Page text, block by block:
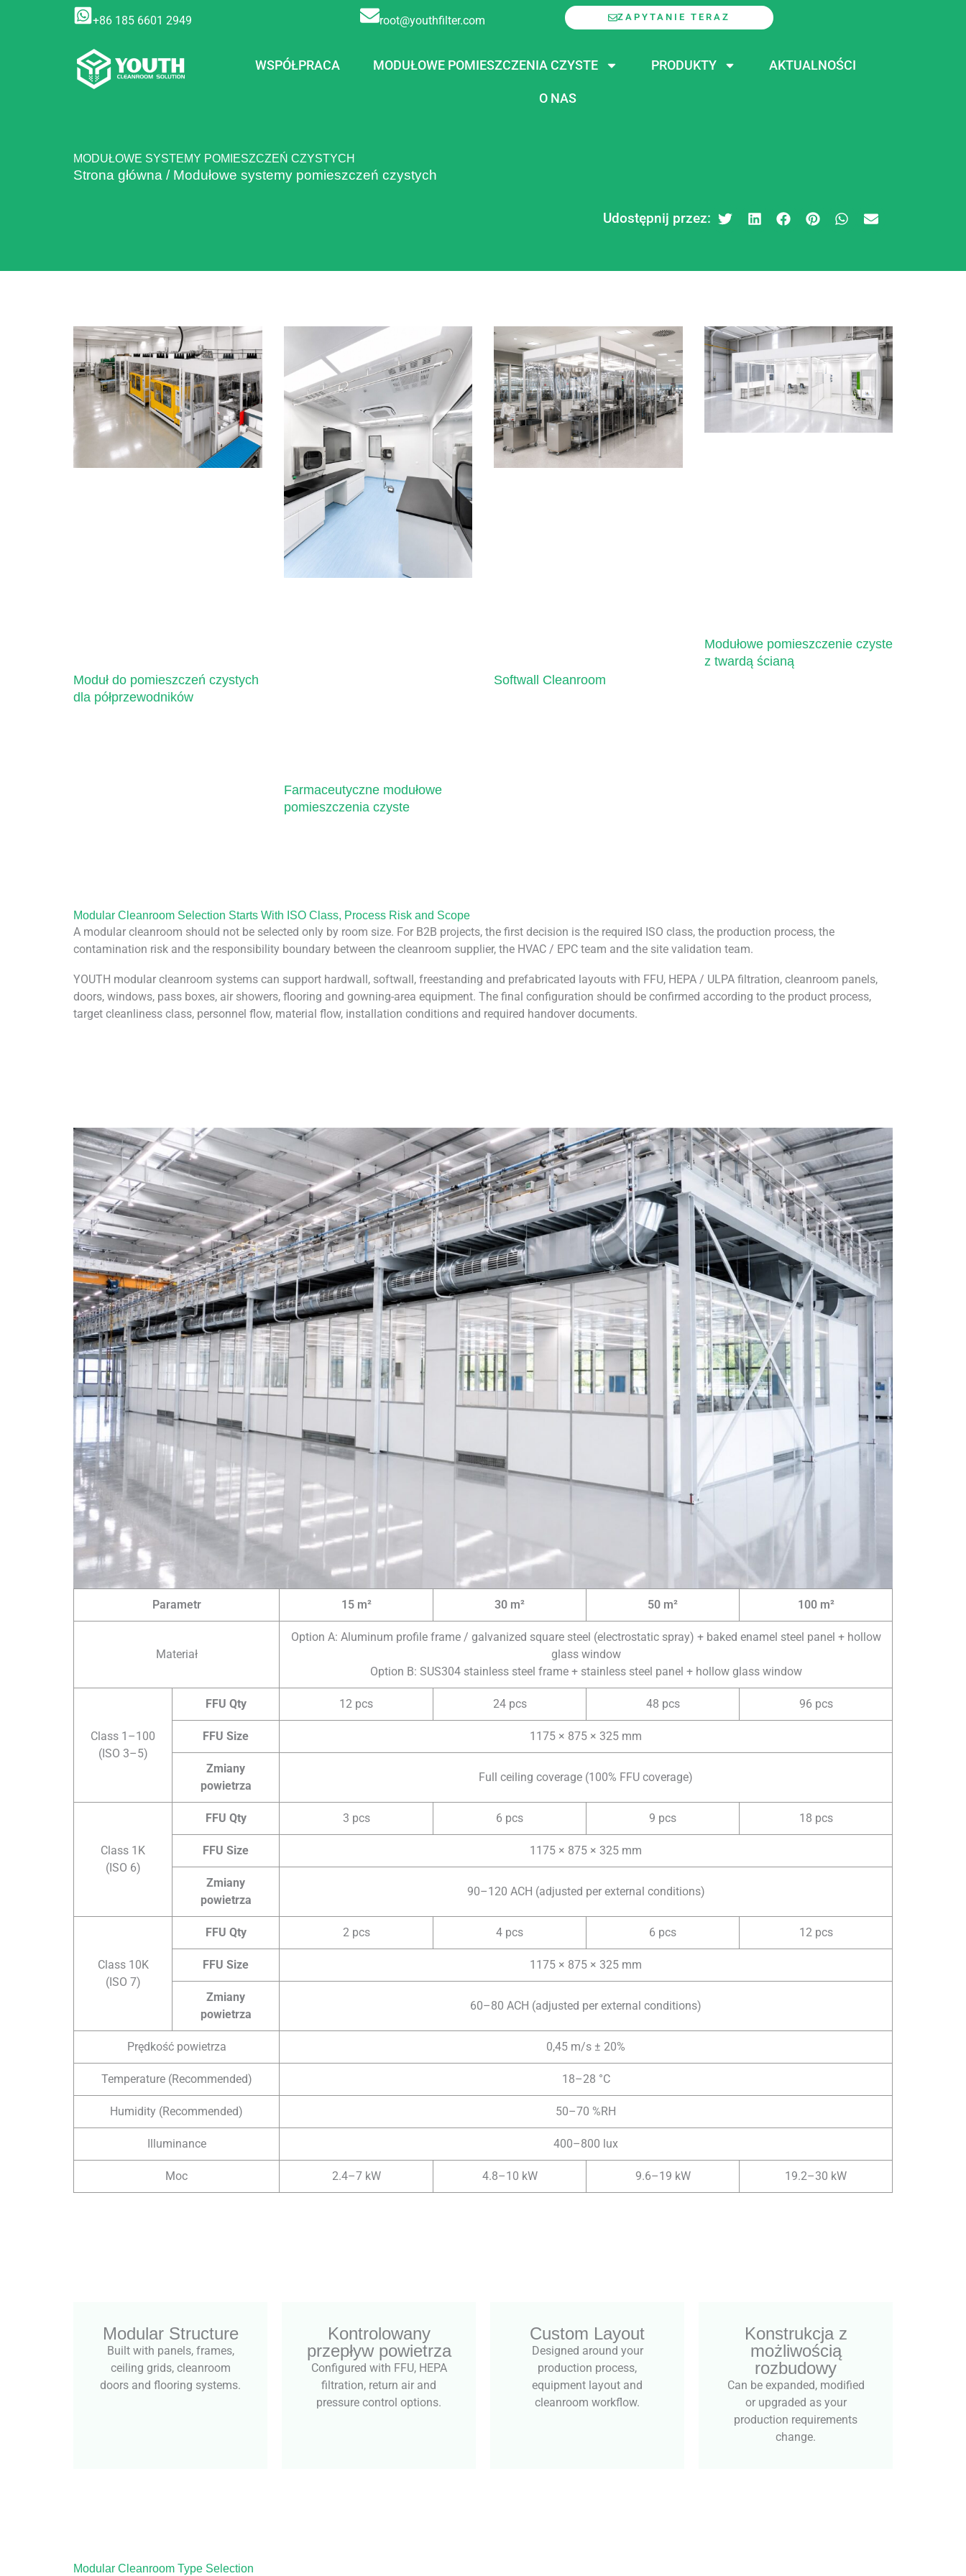
+86 185 6601 2949 root@youthfilter.com ZAPYTANIE TERAZ
WSPÓŁPRACA MODUŁOWE POMIESZCZENIA CZYSTE PRODUKTY AKTUALNOŚCI
O NAS
MODUŁOWE SYSTEMY POMIESZCZEŃ CZYSTYCH
Strona główna / Modułowe systemy pomieszczeń czystych
Udostępnij przez:
Moduł do pomieszczeń czystych
dla półprzewodników
Farmaceutyczne modułowe
pomieszczenia czyste
Softwall Cleanroom
Modułowe pomieszczenie czyste
z twardą ścianą
Modular Cleanroom Selection Starts With ISO Class, Process Risk and Scope
A modular cleanroom should not be selected only by room size. For B2B projects, the first decision is the required ISO class, the production process, the
contamination risk and the responsibility boundary between the cleanroom supplier, the HVAC / EPC team and the site validation team.
YOUTH modular cleanroom systems can support hardwall, softwall, freestanding and prefabricated layouts with FFU, HEPA / ULPA filtration, cleanroom panels,
doors, windows, pass boxes, air showers, flooring and gowning-area equipment. The final configuration should be confirmed according to the product process,
target cleanliness class, personnel flow, material flow, installation conditions and required handover documents.
Parametr 15 m² 30 m² 50 m² 100 m²
Materiał
Option A: Aluminum profile frame / galvanized square steel (electrostatic spray) + baked enamel steel panel + hollow
glass window
Option B: SUS304 stainless steel frame + stainless steel panel + hollow glass window
Class 1–100
(ISO 3–5)
FFU Qty 12 pcs 24 pcs 48 pcs 96 pcs
FFU Size 1175 × 875 × 325 mm
Zmiany
powietrza
Full ceiling coverage (100% FFU coverage)
Class 1K
(ISO 6)
FFU Qty 3 pcs 6 pcs 9 pcs 18 pcs
FFU Size 1175 × 875 × 325 mm
Zmiany
powietrza
90–120 ACH (adjusted per external conditions)
Class 10K
(ISO 7)
FFU Qty 2 pcs 4 pcs 6 pcs 12 pcs
FFU Size 1175 × 875 × 325 mm
Zmiany
powietrza
60–80 ACH (adjusted per external conditions)
Prędkość powietrza 0,45 m/s ± 20%
Temperature (Recommended) 18–28 °C
Humidity (Recommended) 50–70 %RH
Illuminance 400–800 lux
Moc 2.4–7 kW 4.8–10 kW 9.6–19 kW 19.2–30 kW
Modular Structure
Built with panels, frames,
ceiling grids, cleanroom
doors and flooring systems.
Kontrolowany
przepływ powietrza
Configured with FFU, HEPA
filtration, return air and
pressure control options.
Custom Layout
Designed around your
production process,
equipment layout and
cleanroom workflow.
Konstrukcja z
możliwością
rozbudowy
Can be expanded, modified
or upgraded as your
production requirements
change.
Modular Cleanroom Type Selection